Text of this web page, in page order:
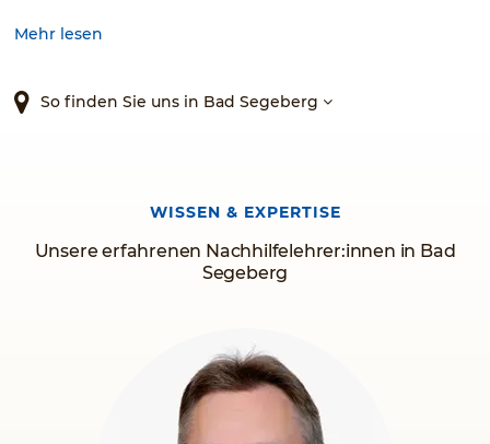
Mehr lesen
So finden Sie uns in Bad Segeberg
Unsere erfahrenen Nachhilfelehrer:innen in Bad
Segeberg
WISSEN & EXPERTISE